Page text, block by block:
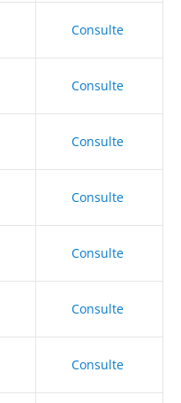
Consulte
Consulte
Consulte
Consulte
Consulte
Consulte
Consulte